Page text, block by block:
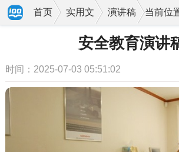
当前位
首页 实用文 演讲稿
安全教育演讲
时间：2025-07-03 05:51:02